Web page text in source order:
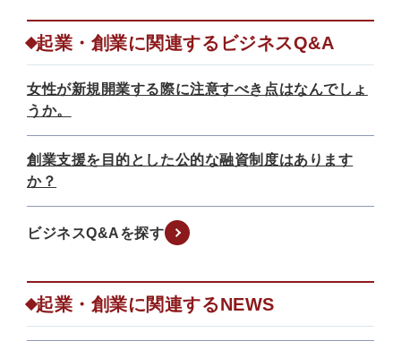
起業・創業に関連するビジネスQ&A
女性が新規開業する際に注意すべき点はなんでしょ
うか。
創業支援を目的とした公的な融資制度はあります
か？
ビジネスQ&Aを探す
起業・創業に関連するNEWS